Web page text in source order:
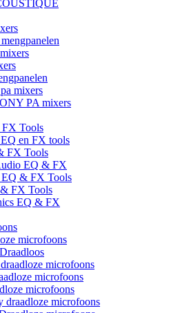
mixers
PA mixers
Tools
en FX tools
FX Tools
EQ & FX
EQ & FX Tools
FX Tools
EQ & FX
microfoons
microfoons
microfoons
microfoons
draadloze microfoons